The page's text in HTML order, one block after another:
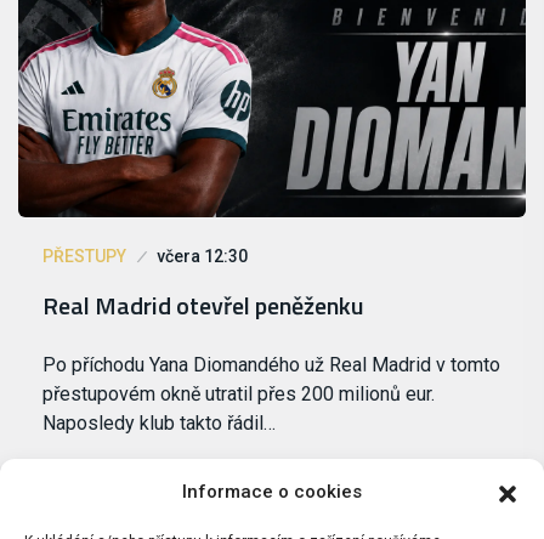
Informace o cookies
PŘESTUPY včera 12:30
Real Madrid otevřel peněženku
Po příchodu Yana Diomandého už Real Madrid v tomto
přestupovém okně utratil přes 200 milionů eur.
Naposledy klub takto řádil…